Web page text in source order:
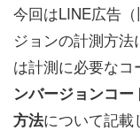
今回はLINE広告
ジョンの計測方
は計測に必要な
ンバージョンコ
方法について記載